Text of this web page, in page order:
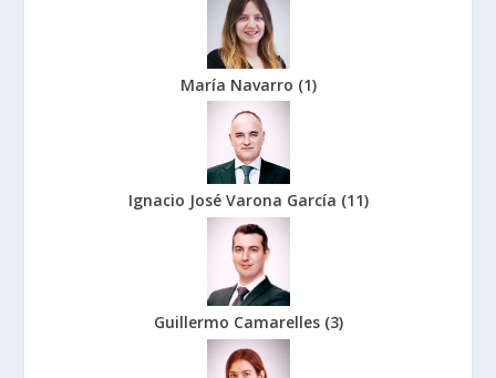
María Navarro (1)
Ignacio José Varona García (11)
Guillermo Camarelles (3)